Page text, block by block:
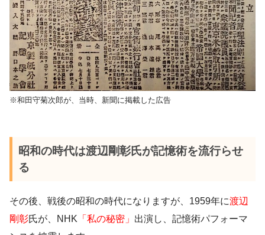
※和田守菊次郎が、当時、新聞に掲載した広告
昭和の時代は渡辺剛彰氏が記憶術を流行らせ
る
その後、戦後の昭和の時代になりますが、1959年に渡辺
剛彰氏が、NHK 「私の秘密」 出演し、記憶術パフォーマ